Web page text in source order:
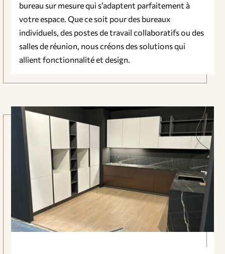
bureau sur mesure qui s’adaptent parfaitement à
votre espace. Que ce soit pour des bureaux
individuels, des postes de travail collaboratifs ou des
salles de réunion, nous créons des solutions qui
allient fonctionnalité et design.